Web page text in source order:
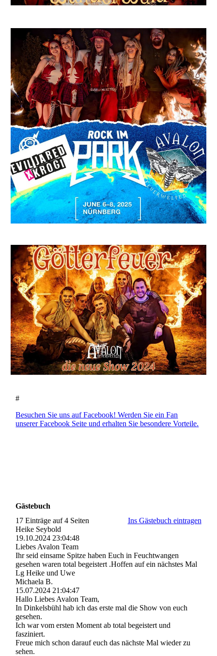
#
Besuchen Sie uns auf Facebook! Werden Sie ein Fan
unserer Facebook Seite und erhalten Sie besondere Vorteile.
Gästebuch
17 Einträge auf 4 Seiten
Ins Gästebuch eintragen
Heike Seybold
19.10.2024 23:04:48
Liebes Avalon Team
Ihr seid einsame Spitze haben Euch in Feuchtwangen
gesehen waren total begeistert .Hoffen auf ein nächstes Mal
Lg Heike und Uwe
Michaela B.
15.07.2024 21:04:47
Hallo Liebes Avalon Team,
In Dinkelsbühl hab ich das erste mal die Show von euch
gesehen.
Ich war vom ersten Moment ab total begeistert und
fasziniert.
Freue mich schon darauf euch das nächste Mal wieder zu
sehen.